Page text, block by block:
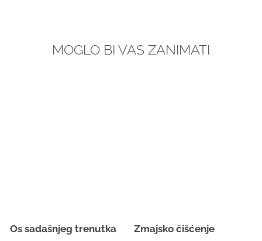
MOGLO BI VAS ZANIMATI
Os sadašnjeg trenutka Zmajsko čišćenje